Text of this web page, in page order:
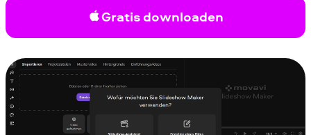
Gratis downloaden